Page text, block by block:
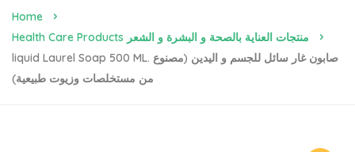
Home
Health Care Products منتجات العناية بالصحة و البشرة و الشعر
Liquid Laurel Soap 500 ML. صابون غار سائل للجسم و اليدين (مصنوع
من مستخلصات وزيوت طبيعية)